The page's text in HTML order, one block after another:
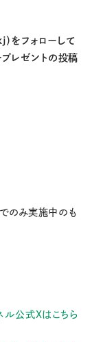
をフォローして
プレゼントの投稿
のみ実施中のも
ル公式Xはこちら